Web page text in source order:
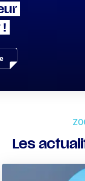
!
Les